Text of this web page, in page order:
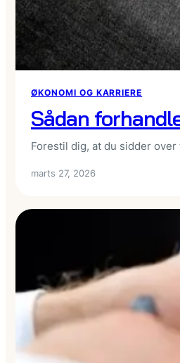
ØKONOMI OG KARRIERE
Sådan
Forestil dig, at du sidder
marts 27, 2026